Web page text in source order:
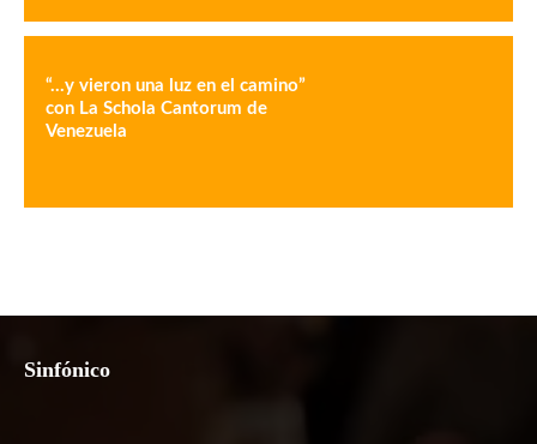
“…y vieron una luz en el camino”
con La Schola Cantorum de
Venezuela
Sinfónico